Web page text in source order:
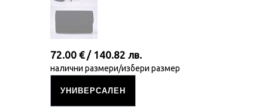
72.00 € / 140.82 лв.
налични размери/избери размер
УНИВЕРСАЛЕН